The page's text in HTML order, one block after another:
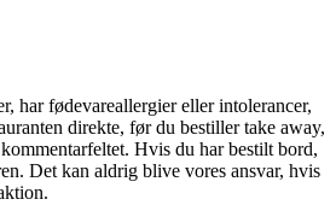
har fødevareallergier eller intolerancer,
direkte, før du bestiller take away,
Hvis du har bestilt bord,
Det kan aldrig blive vores ansvar, hvis